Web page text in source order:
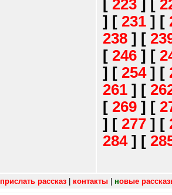
[ 223 ] [
] [ 231 ] [
238 ] [
[ 246 ] [
] [ 254] [
261 ] [
[ 269 ] [
] [ 277 ] [
284] [
прислать рассказ контакты новые